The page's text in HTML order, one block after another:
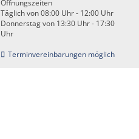
Öffnungszeiten
Täglich von 08:00 Uhr - 12:00 Uhr
Donnerstag von 13:30 Uhr - 17:30
Uhr
Terminvereinbarungen möglich